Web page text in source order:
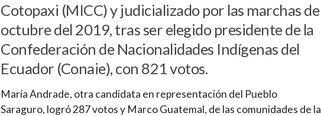
Cotopaxi (MICC) y judicializado por las marchas de
octubre del 2019, tras ser elegido presidente de la
Confederación de Nacionalidades Indígenas del
Ecuador (Conaie), con 821 votos.
María Andrade, otra candidata en representación del Pueblo
Saraguro, logró 287 votos y Marco Guatemal, de las comunidades de la